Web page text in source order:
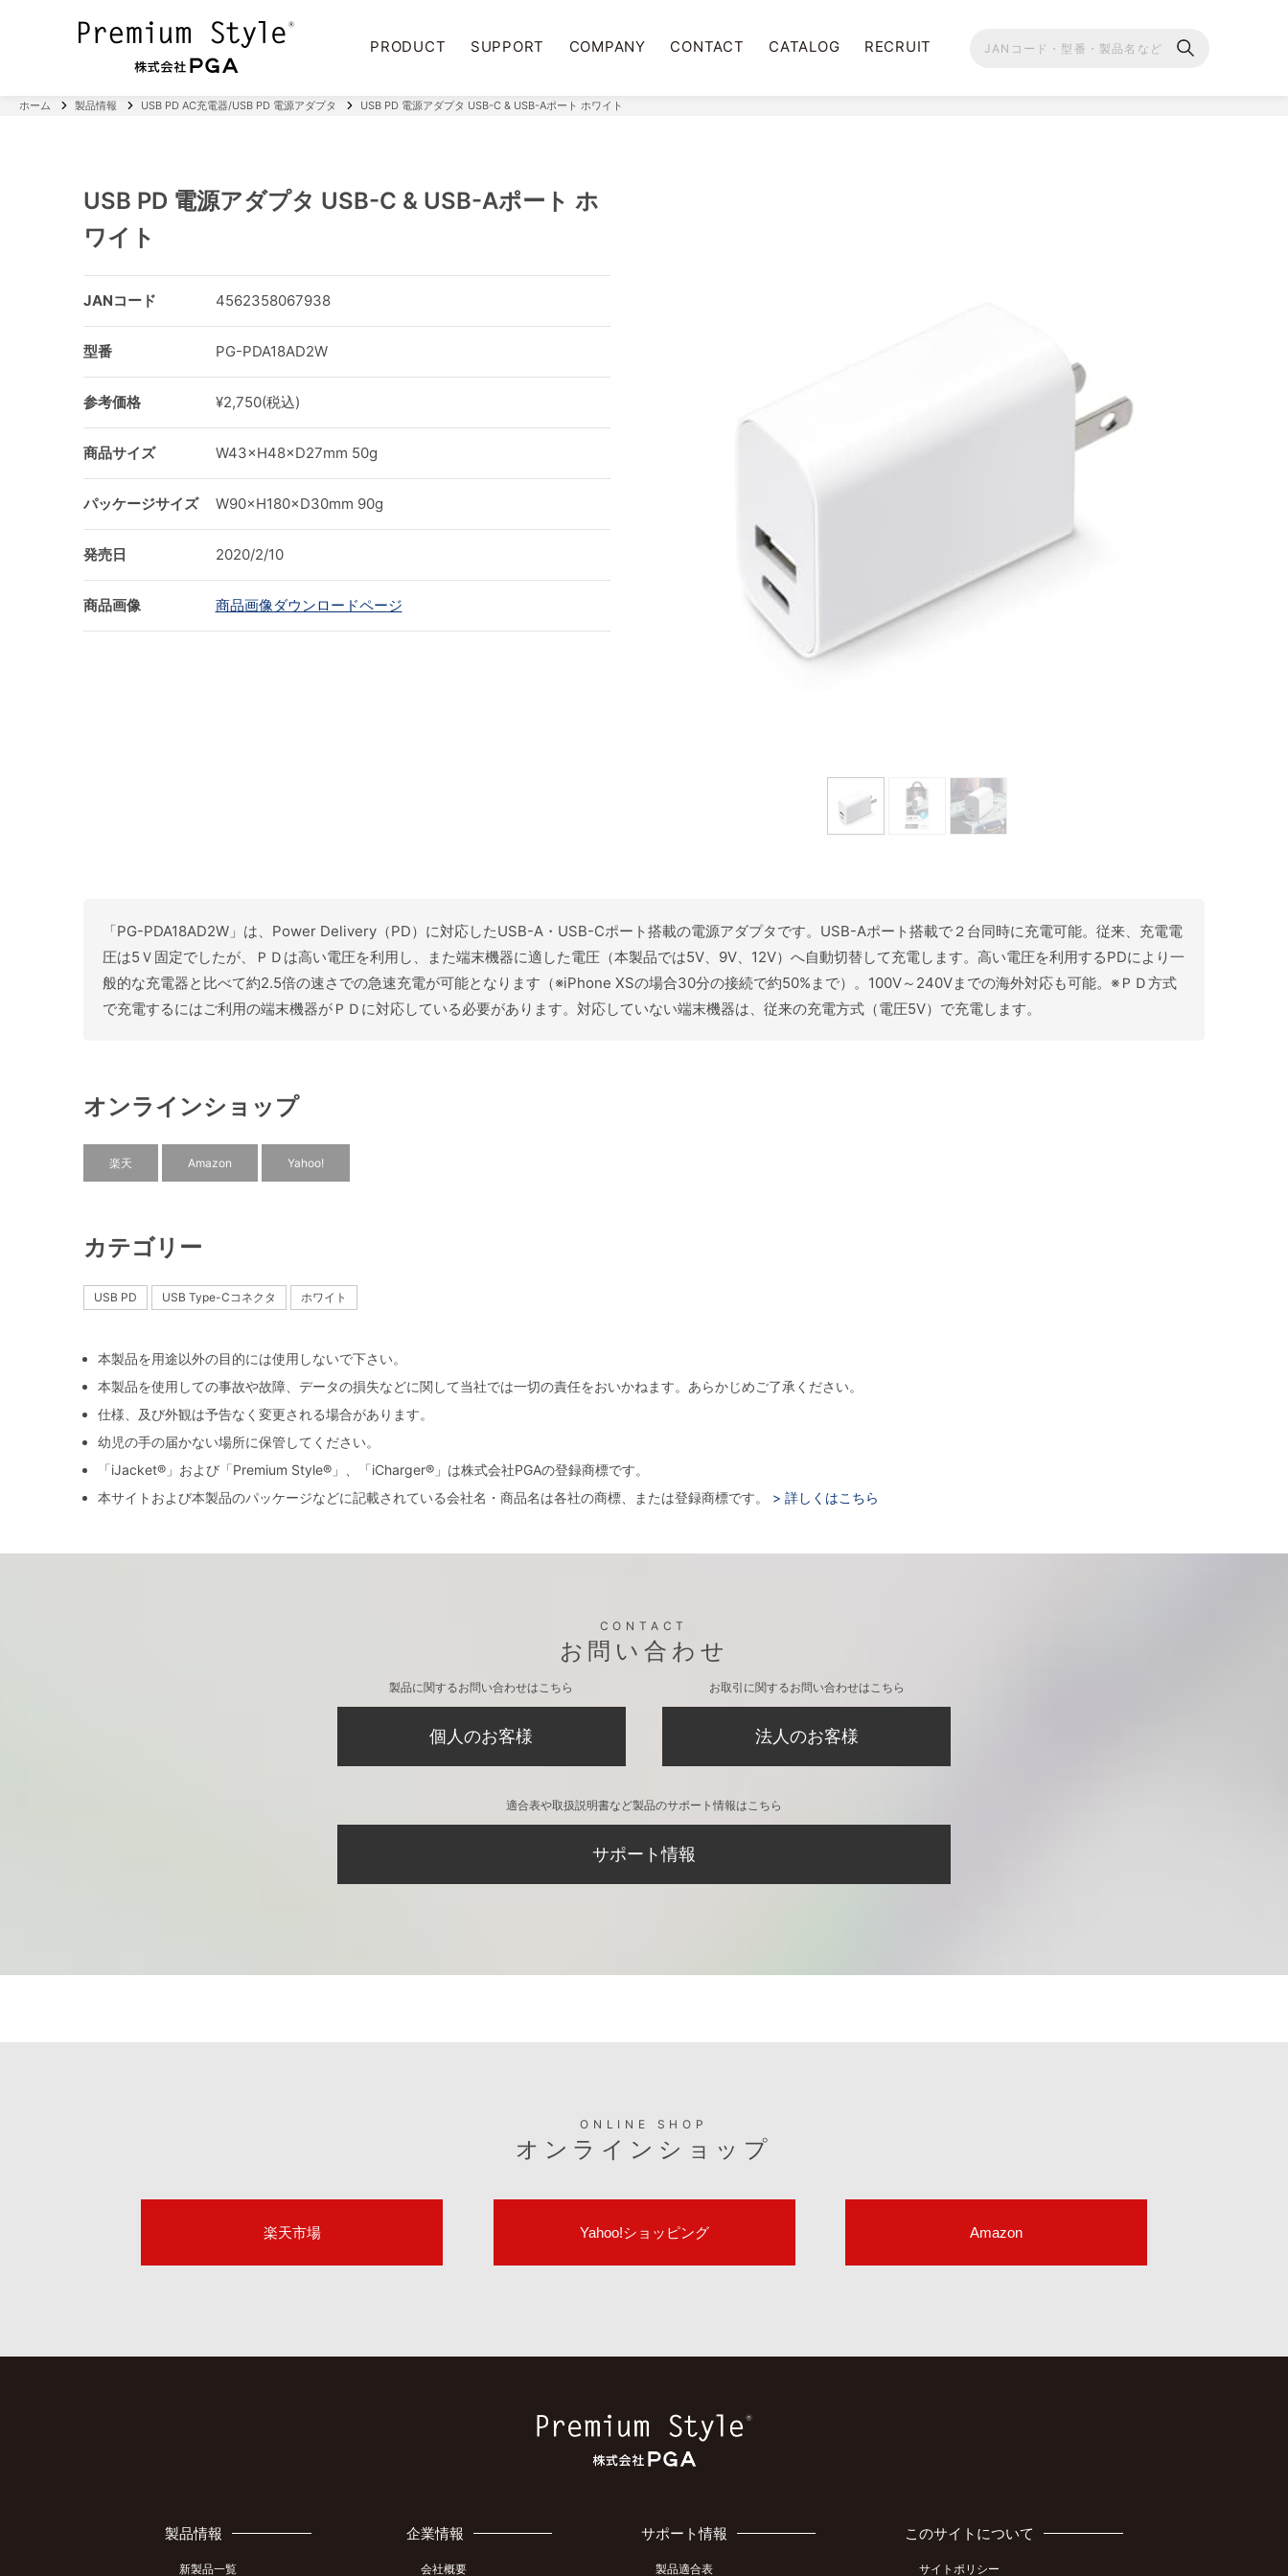
PRODUCT SUPPORT COMPANY CONTACT CATALOG RECRUIT
ホーム 製品情報 USB PD AC充電器/USB PD 電源アダプタ USB PD 電源アダプタ USB-C & USB-Aポート ホワイト
USB PD 電源アダプタ USB-C & USB-Aポート ホ
ワイト
JANコード 4562358067938
型番 PG-PDA18AD2W
参考価格 ¥2,750(税込)
商品サイズ W43×H48×D27mm 50g
パッケージサイズ W90×H180×D30mm 90g
発売日 2020/2/10
商品画像 商品画像ダウンロードページ
「PG-PDA18AD2W」は、Power Delivery（PD）に対応したUSB-A・USB-Cポート搭載の電源アダプタです。USB-Aポート搭載で２台同時に充電可能。従来、充電電
圧は5Ｖ固定でしたが、ＰＤは高い電圧を利用し、また端末機器に適した電圧（本製品では5V、9V、12V）へ自動切替して充電します。高い電圧を利用するPDにより一
般的な充電器と比べて約2.5倍の速さでの急速充電が可能となります（※iPhone XSの場合30分の接続で約50%まで）。100V～240Vまでの海外対応も可能。※ＰＤ方式
で充電するにはご利用の端末機器がＰＤに対応している必要があります。対応していない端末機器は、従来の充電方式（電圧5V）で充電します。
オンラインショップ
楽天 Amazon Yahoo!
カテゴリー
USB PD USB Type-Cコネクタ ホワイト
本製品を用途以外の目的には使用しないで下さい。
本製品を使用しての事故や故障、データの損失などに関して当社では一切の責任をおいかねます。あらかじめご了承ください。
仕様、及び外観は予告なく変更される場合があります。
幼児の手の届かない場所に保管してください。
「iJacket®」および「Premium Style®」、「iCharger®」は株式会社PGAの登録商標です。
本サイトおよび本製品のパッケージなどに記載されている会社名・商品名は各社の商標、または登録商標です。
> 詳しくはこちら
CONTACT
お問い合わせ
製品に関するお問い合わせはこちら
個人のお客様
お取引に関するお問い合わせはこちら
法人のお客様
適合表や取扱説明書など製品のサポート情報はこちら
サポート情報
ONLINE SHOP
オンラインショップ
楽天市場 Yahoo!ショッピング Amazon
製品情報
新製品一覧
企業情報
会社概要
サポート情報
製品適合表
このサイトについて
サイトポリシー